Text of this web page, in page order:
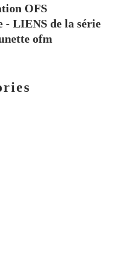
OFS
LIENS de la série
ofm